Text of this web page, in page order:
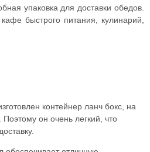
упаковка для доставки обедов.
быстрого питания, кулинарий,
контейнер ланч бокс, на
Поэтому он очень легкий, что